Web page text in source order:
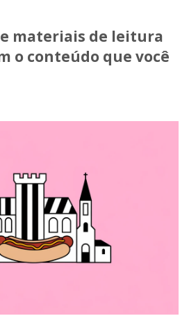
materiais de leitura
o conteúdo que você